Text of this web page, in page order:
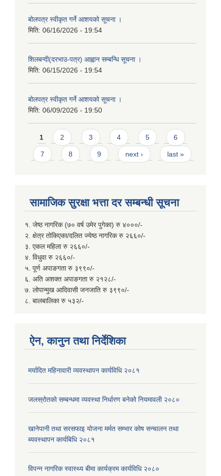
बोलपत्र स्वीकृत गर्ने आशयको सूचना ।
मिति: 06/16/2026 - 19:54
शिलबन्दी(दरभाउ-पत्र) आह्वान सम्बन्धि सूचना ।
मिति: 06/15/2026 - 19:54
बोलपत्र स्वीकृत गर्ने आशयको सूचना ।
मिति: 06/09/2026 - 19:50
Pages
1 2 3 4 5 6
7 8 9 next › last »
सामाजिक सुरक्षा भत्ता दर सम्बन्धी सूचना
१. जेष्ठ नागरिक (७० वर्ष उमेर पुगेका) रु ४०००/-
२. क्षेत्र तोकिएका/दलित ज्येष्ठ नागरिक रु २६६०/-
३. एकल महिला रु २६६०/-
४. विधुवा रु २६६०/-
५. पूर्ण अपाङगता रु ३९९०/-
६. अति अशक्त अपाङगता रु २१२८/-
७. लोपान्मुख आदिवासी जनजाति रु ३९९०/-
८. बालबालिका रु ५३२/-
ऐन, कानुन तथा निर्देशिका
मर्यादित महिनावारी व्यवस्थापन कार्यविधि २०८१
जलस्रोतको सम्बन्धमा व्यवस्था निर्धारण बनेको नियमावली २०८०
खानेपानी तथा सरसफाइ योजना मर्मत सम्भार कोष सन्चालन तथा
ब्यवस्थापन कार्यबिधि २०८१
विपन्न नागरिक स्वास्थ्य बीमा कार्यक्रम कार्यविधि २०८०